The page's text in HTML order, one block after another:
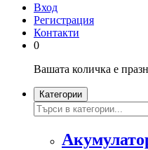
Вход
Регистрация
Контакти
0
Вашата количка е
Категории